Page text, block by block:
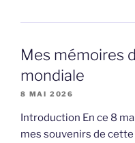
Mes mémoires
mondiale
8 MAI 2026
Introduction En ce 8
mes souvenirs de cette